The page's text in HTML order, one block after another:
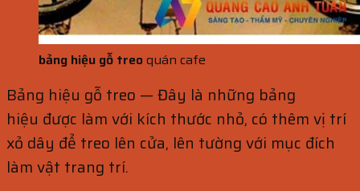
bảng hiệu gỗ treoquán cafe
Bảng hiệu gỗ treo — Đây là những bảng
hiệu được làm với kích thước nhỏ, có thêm vị trí
xỏ dây để treo lên cửa, lên tường với mục đích
làm vật trang trí.